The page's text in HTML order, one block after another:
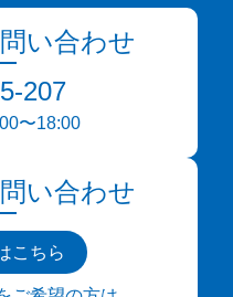
い合わせ
207
〜18:00
い合わせ
こちら